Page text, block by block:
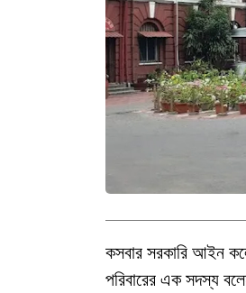
কসবার সরকারি আইন
পরিবারের এক সদস্য